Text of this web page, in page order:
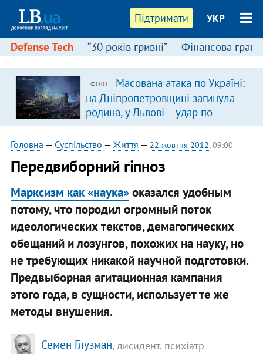
Підтримати УКР
Defense Tech “30 років гривні” Фінансова
ФОТО
Масована атака по Україні:
на Дніпропетровщині загинула
родина, у Львові – удар по
багатоповерхівках
(доповнюється)
Головна — Суспільство — Життя — 22 жовтня 2012, 09:00
Передвиборний гіпноз
Марксизм как «наука»оказался удобным
потому, что породил огромный поток
идеологических текстов, демагогических
обещаний и лозунгов, похожих на науку, но
не требующих никакой научной подготовки.
Предвыборная агитационная кампания
этого года, в сущности, использует те же
методы внушения.
Семен Глузман, дисидент, психіатр